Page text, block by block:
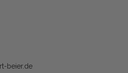
beier.de